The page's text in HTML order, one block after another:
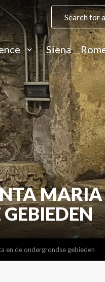
Siena
en de ondergrondse gebieden